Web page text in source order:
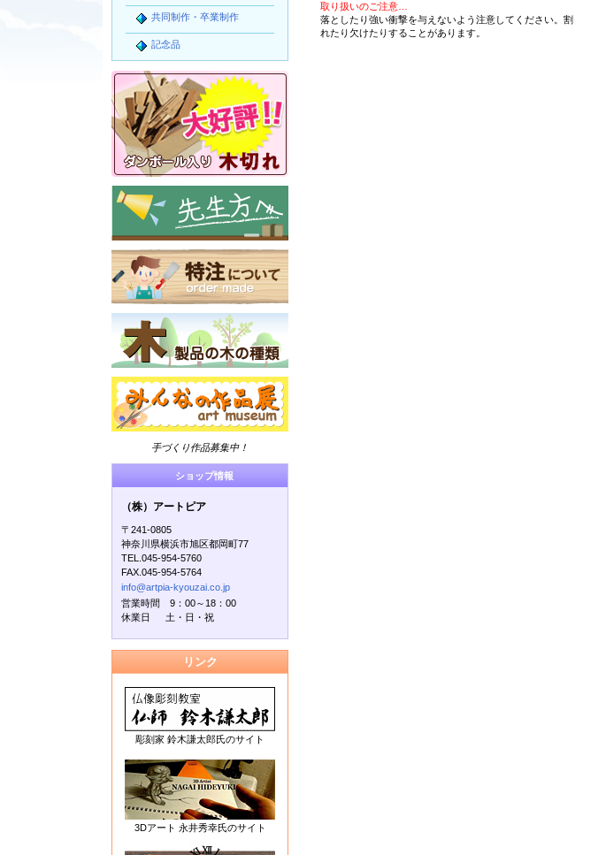
取り扱いのご注意…
落としたり強い衝撃を与えないよう注意してください。割
れたり欠けたりすることがあります。
共同制作・卒業制作
記念品
手づくり作品募集中！
ショップ情報
（株）アートピア
〒241-0805
神奈川県横浜市旭区都岡町77
TEL.045-954-5760
FAX.045-954-5764
info@artpia-kyouzai.co.jp
営業時間 9：00～18：00
休業日 土・日・祝
リンク
彫刻家 鈴木謙太郎氏のサイト
3Dアート 永井秀幸氏のサイト